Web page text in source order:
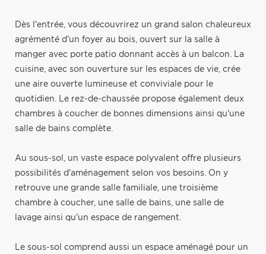
Dès l'entrée, vous découvrirez un grand salon chaleureux
agrémenté d'un foyer au bois, ouvert sur la salle à
manger avec porte patio donnant accès à un balcon. La
cuisine, avec son ouverture sur les espaces de vie, crée
une aire ouverte lumineuse et conviviale pour le
quotidien. Le rez-de-chaussée propose également deux
chambres à coucher de bonnes dimensions ainsi qu'une
salle de bains complète.
Au sous-sol, un vaste espace polyvalent offre plusieurs
possibilités d'aménagement selon vos besoins. On y
retrouve une grande salle familiale, une troisième
chambre à coucher, une salle de bains, une salle de
lavage ainsi qu'un espace de rangement.
Le sous-sol comprend aussi un espace aménagé pour un